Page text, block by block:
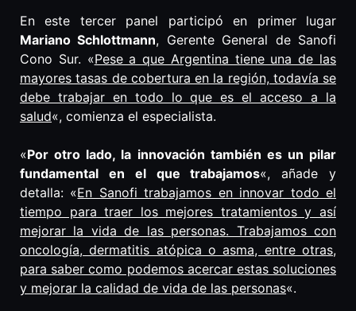
En este tercer panel participó en primer lugar
Mariano Schlottmann, Gerente General de Sanofi
Cono Sur. «Pese a que Argentina tiene una de las
mayores tasas de cobertura en la región, todavía se
debe trabajar en todo lo que es el acceso a la
salud«, comienza el especialista.
«Por otro lado, la innovación también es un pilar
fundamental en el que trabajamos«, añade y
detalla: «En Sanofi trabajamos en innovar todo el
tiempo para traer los mejores tratamientos y así
mejorar la vida de las personas. Trabajamos con
oncología, dermatitis atópica o asma, entre otras,
para saber como podemos acercar estas soluciones
y mejorar la calidad de vida de las personas«.